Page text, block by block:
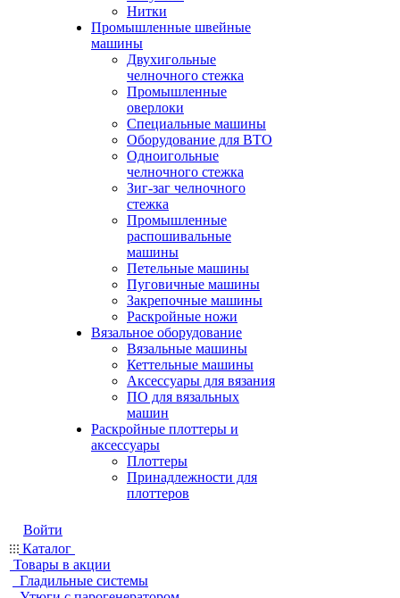
Нитки
Промышленные швейные
машины
Двухигольные
челночного стежка
Промышленные
оверлоки
Специальные машины
Оборудование для ВТО
Одноигольные
челночного стежка
Зиг-заг челночного
стежка
Промышленные
распошивальные
машины
Петельные машины
Пуговичные машины
Закрепочные машины
Раскройные ножи
Вязальное оборудование
Вязальные машины
Кеттельные машины
Аксессуары для вязания
ПО для вязальных
машин
Раскройные плоттеры и
аксессуары
Плоттеры
Принадлежности для
плоттеров
Войти
Каталог
Товары в акции
Гладильные системы